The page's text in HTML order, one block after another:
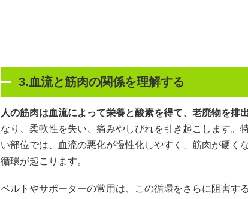
3.血流と筋肉の関係を理解する
人の筋肉は血流によって栄養と酸素を得て、老廃物を排
なり、柔軟性を失い、痛みやしびれを引き起こします。
い部位では、血流の悪化が慢性化しやすく、筋肉が硬く
循環が起こります。
ベルトやサポーターの常用は、この循環をさらに阻害す